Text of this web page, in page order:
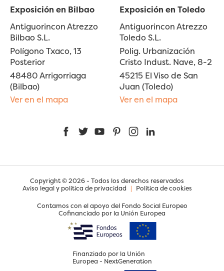
Exposición en Bilbao
Antiguorincon Atrezzo
Bilbao S.L.
Polígono Txaco, 13
Posterior
48480 Arrigorriaga
(Bilbao)
Ver en el mapa
Exposición en Toledo
Antiguorincon Atrezzo
Toledo S.L.
Polig. Urbanización
Cristo Indust. Nave, 8-2
45215 El Viso de San
Juan (Toledo)
Ver en el mapa
FacebookTwitterYouTubePinterestInstagram
Copyright © 2026 - Todos los derechos reservados
Aviso legal y política de privacidad | Política de cookies
Contamos con el apoyo del Fondo Social Europeo
Cofinanciado por la Unión Europea
Finanziado por la Unión
Europea - NextGeneration